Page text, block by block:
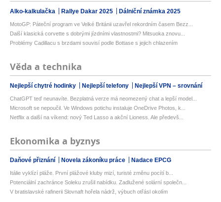
Alko-kalkulačka Rallye Dakar 2025 Dálniční známka 2025
MotoGP: Páteční program ve Velké Británii uzavřel rekordním časem Bezz...
Další klasická corvette s dobrými jízdními vlastnostmi? Mitsuoka znovu...
Problémy Cadillacu s brzdami souvisí podle Bottase s jejich chlazením
Věda a technika
Nejlepší chytré hodinky Nejlepší telefony Nejlepší VPN – srovnání
ChatGPT teď neunavíte. Bezplatná verze má neomezený chat a lepší model...
Microsoft se nepoučil. Ve Windows potichu instaluje OneDrive Photos, k...
Netflix a další na víkend: nový Ted Lasso a akční Lioness. Ale předevš...
Ekonomika a byznys
Daňové přiznání Novela zákoníku práce Nadace EPCG
Itálie vyklízí pláže. První plážové kluby mizí, turisté změnu pocítí b...
Potenciální zachránce Soleku zrušil nabídku. Zadlužené solární společn...
V bratislavské rafinerii Slovnaft hořela nádrž, výbuch otřásl okolím